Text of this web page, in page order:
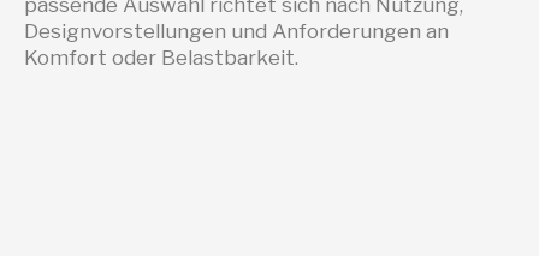
Designvorstellungen und Anforderungen an
Komfort oder Belastbarkeit.